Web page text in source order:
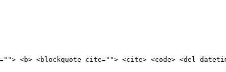
<blockquote cite=""> <cite> <code> <del